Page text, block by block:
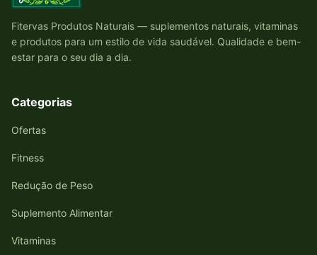
Fitervas Produtos Naturais — suplementos naturais, vitaminas
e produtos para um estilo de vida saudável. Qualidade e bem-
estar para o seu dia a dia.
Categorias
Ofertas
Fitness
Redução de Peso
Suplemento Alimentar
Vitaminas